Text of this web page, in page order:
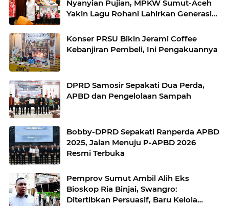
Nyanyian Pujian, MPKW Sumut-Aceh
Yakin Lagu Rohani Lahirkan Generasi
Konser PRSU Bikin Jerami Coffee
Kebanjiran Pembeli, Ini Pengakuannya
DPRD Samosir Sepakati Dua Perda,
APBD dan Pengelolaan Sampah
Bobby-DPRD Sepakati Ranperda APBD
2025, Jalan Menuju P-APBD 2026
Resmi Terbuka
Pemprov Sumut Ambil Alih Eks
Bioskop Ria Binjai, Swangro:
Ditertibkan Persuasif, Baru Kelola